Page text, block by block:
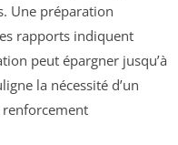
Une préparation
rapports indiquent
peut épargner jusqu’à
la nécessité d’un